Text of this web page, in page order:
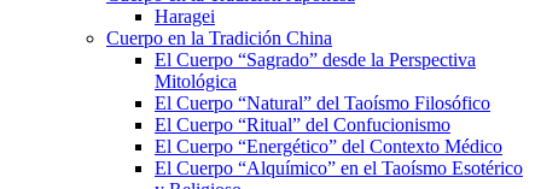
Haragei
Cuerpo en la Tradición China
El Cuerpo “Sagrado” desde la Perspectiva
Mitológica
El Cuerpo “Natural” del Taoísmo Filosófico
El Cuerpo “Ritual” del Confucionismo
El Cuerpo “Energético” del Contexto Médico
El Cuerpo “Alquímico” en el Taoísmo Esotérico